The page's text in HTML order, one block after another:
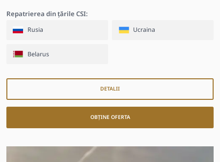
Repatrierea din țările CSI:
Rusia Ucraina
Belarus
DETALII
OBȚINE OFERTA